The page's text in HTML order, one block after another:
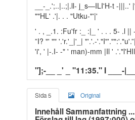
__-_.';..|..;|.ll- j_s—ILI'H-t -
""HL' .'|. . . "Utku-"'|'
' . , _.1. :Fu'fr :_ :|_ ' . . . 5- .l ||
”I? "' "" '.'r.'_|'_| "'.'.-'."I"'."":'."u'.”|
'i', ' |-.I- -" ' man)-mm |Il '
"];-__ _' _ "11:35." I ___-
Sida 5 Original
Innehåll Sammanfattning